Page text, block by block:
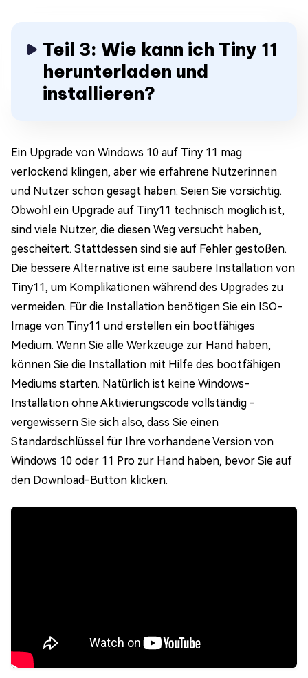
Teil 3: Wie kann ich Tiny 11
herunterladen und
installieren?
Ein Upgrade von Windows 10 auf Tiny 11 mag
verlockend klingen, aber wie erfahrene Nutzerinnen
und Nutzer schon gesagt haben: Seien Sie vorsichtig.
Obwohl ein Upgrade auf Tiny11 technisch möglich ist,
sind viele Nutzer, die diesen Weg versucht haben,
gescheitert. Stattdessen sind sie auf Fehler gestoßen.
Die bessere Alternative ist eine saubere Installation von
Tiny11, um Komplikationen während des Upgrades zu
vermeiden. Für die Installation benötigen Sie ein ISO-
Image von Tiny11 und erstellen ein bootfähiges
Medium. Wenn Sie alle Werkzeuge zur Hand haben,
können Sie die Installation mit Hilfe des bootfähigen
Mediums starten. Natürlich ist keine Windows-
Installation ohne Aktivierungscode vollständig -
vergewissern Sie sich also, dass Sie einen
Standardschlüssel für Ihre vorhandene Version von
Windows 10 oder 11 Pro zur Hand haben, bevor Sie auf
den Download-Button klicken.